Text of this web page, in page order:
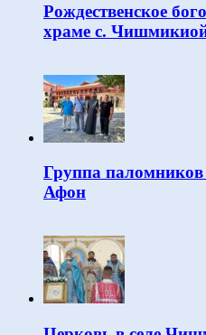
Рождественское
храме с.
Группа
Афон